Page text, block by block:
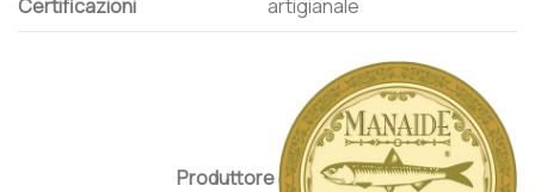
Certificazioni
artigianale
Produttore